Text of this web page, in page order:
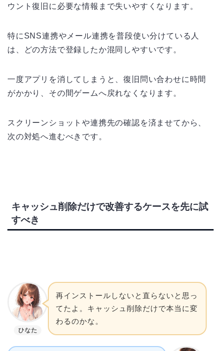
ウント復旧に必要な情報まで失いやすくなります。
特にSNS連携やメール連携を普段使い分けている人
は、どの方法で登録したか混同しやすいです。
一度アプリを消してしまうと、復旧問い合わせに時間
がかかり、その間ゲームへ戻れなくなります。
スクリーンショットや連携先の確認を済ませてから、
次の対処へ進むべきです。
キャッシュ削除だけで改善するケースを先に試
すべき
ひなた
再インストールしないと直らないと思っ
てたよ。キャッシュ削除だけで本当に変
わるのかな。